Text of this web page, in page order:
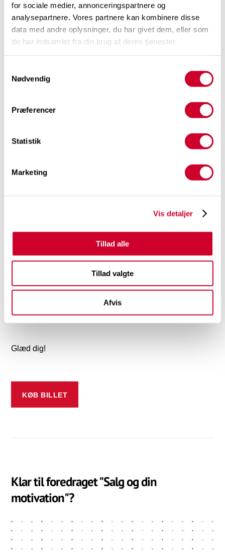
for sociale medier, annonceringspartnere og
analysepartnere. Vores partnere kan kombinere disse
data med andre oplysninger, du har givet dem, eller som
de har indsamlet fra din brug af deres tjenester.
Nødvendig
Præferencer
Statistik
Marketing
Vis detaljer
Tillad alle
Tillad valgte
Afvis
Salg og motivation: Fra modløs til motiveret!
Din foredragsholder er en af landets dygtigste og mest
erfarne salgsundervisere,
Tony har været på 100% provision siden 2010, hvor han
har undervist, uddannet og vejledt sælger og
Foredraget bliver leveret i en direkte tone, uden omsvøb
og med en stor portion humor og en hæsblæsende
energi, der kun bliver overgået af, hvor meget du bliver
inspireret, oplyst og motiveret.
Glæd dig!
KØB BILLET
Klar til foredraget "Salg og din
motivation"?